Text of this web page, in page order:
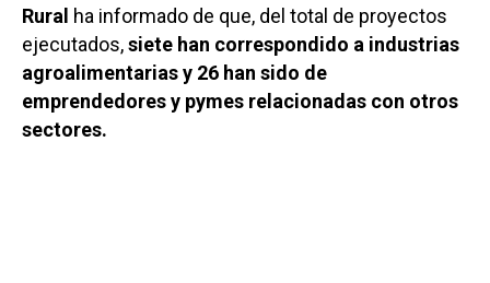
Rural ha informado de que, del total de proyectos
ejecutados,siete han correspondido a industrias
agroalimentarias y 26 han sido de
emprendedores y pymes relacionadas con otros
sectores.